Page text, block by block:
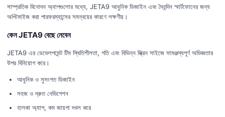
সাম্প্রতিক বিনোদন অ্যাপগুলোর মধ্যে, JETA9 আধুনিক ডিজাইন এবং দৈনন্দিন স্মার্টফোনের জন্য
অপ্টিমাইজ করা পারফরম্যান্সের সমন্বয়ের কারণে লক্ষণীয়।
কেন JETA9 বেছে নেবেন
JETA9 এর ডেভেলপমেন্ট টিম স্থিতিশীলতা, গতি এবং বিভিন্ন স্ক্রিন সাইজে সামঞ্জস্যপূর্ণ অভিজ্ঞতার
উপর বিনিয়োগ করে।
আধুনিক ও সুসংগত ডিজাইন
সহজ ও দ্রুত নেভিগেশন
হালকা অ্যাপ, কম জায়গা দখল করে